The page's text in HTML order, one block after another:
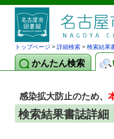
トップページ > 詳細検索 > 検索結果
かんたん検索
感染拡大防止のため、
検索結果書誌詳細